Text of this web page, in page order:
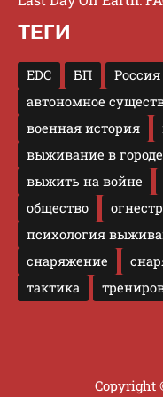
ТЕГИ
EDC БП Россия
автономное
военная история
выживание в городе
выжить на войне
общество
психология
снаряжение
тактика
Copyright